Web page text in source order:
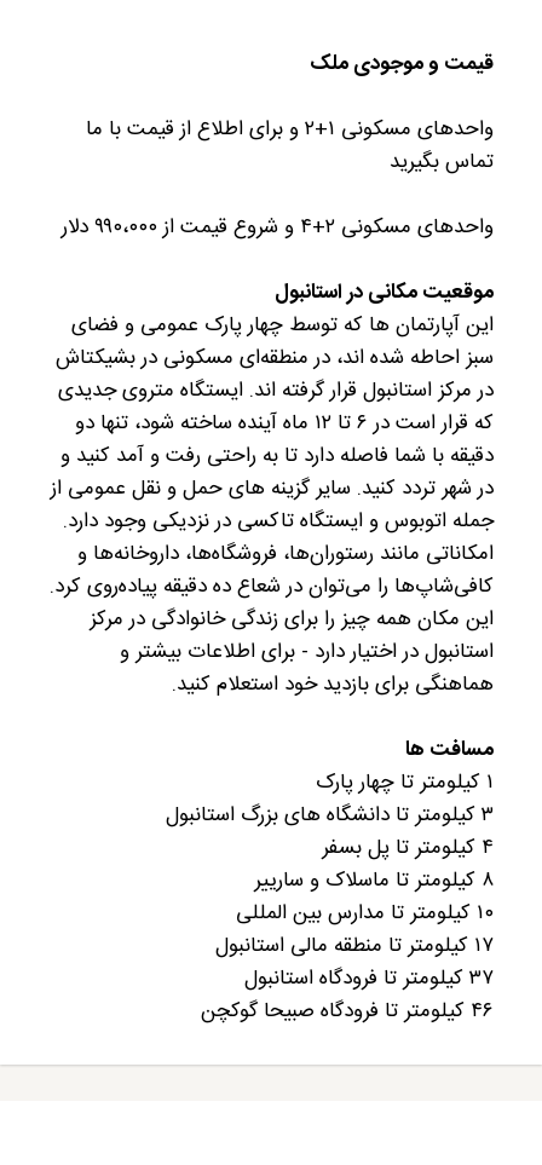
قیمت و موجودی ملک
واحدهای مسکونی ۱+۲ و برای اطلاع از قیمت با ما
تماس بگیرید
واحدهای مسکونی ۲+۴ و شروع قیمت از ۹۹۰،۰۰۰ دلار
موقعیت مکانی در استانبول
این آپارتمان ها که توسط چهار پارک عمومی و فضای
سبز احاطه شده اند، در منطقه‌ای مسکونی در بشیکتاش
در مرکز استانبول قرار گرفته اند. ایستگاه متروی جدیدی
که قرار است در ۶ تا ۱۲ ماه آینده ساخته شود، تنها دو
دقیقه با شما فاصله دارد تا به راحتی رفت و آمد کنید و
در شهر تردد کنید. سایر گزینه های حمل و نقل عمومی از
جمله اتوبوس و ایستگاه تاکسی در نزدیکی وجود دارد.
امکاناتی مانند رستوران‌ها، فروشگاه‌ها، داروخانه‌ها و
کافی‌شاپ‌ها را می‌توان در شعاع ده دقیقه پیاده‌روی کرد.
این مکان همه چیز را برای زندگی خانوادگی در مرکز
استانبول در اختیار دارد - برای اطلاعات بیشتر و
هماهنگی برای بازدید خود استعلام کنید.
مسافت ها
۱ کیلومتر تا چهار پارک
۳ کیلومتر تا دانشگاه های بزرگ استانبول
۴ کیلومتر تا پل بسفر
۸ کیلومتر تا ماسلاک و سارییر
۱۰ کیلومتر تا مدارس بین المللی
۱۷ کیلومتر تا منطقه مالی استانبول
۳۷ کیلومتر تا فرودگاه استانبول
۴۶ کیلومتر تا فرودگاه صبیحا گوکچن